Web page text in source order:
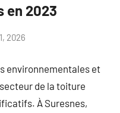
en 2023
2026
environnementales et
de la toiture
À Suresnes,